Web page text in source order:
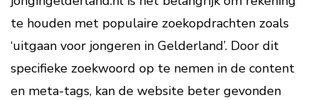
te houden met populaire zoekopdrachten zoals
‘uitgaan voor jongeren in Gelderland’. Door dit
specifieke zoekwoord op te nemen in de content
en meta-tags, kan de website beter gevonden